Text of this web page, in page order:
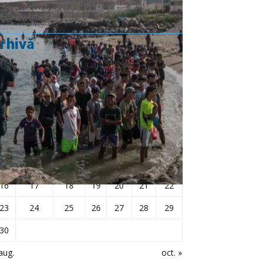
septembrie 2019
L Ma Mi J V S D
oct. »
1
2
3 4 5 6 7
8
9
10 11 12 13 14
15
17 18 19 20 21
22
24 25 26 27 28
29